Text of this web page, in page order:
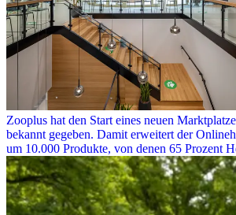
Zooplus hat den Start eines neuen
bekannt gegeben. Damit erweitert der
um 10.000 Produkte, von denen 65 Prozent